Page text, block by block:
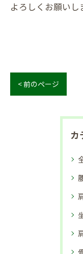
よろしくお願いし
< 前のページ
カ